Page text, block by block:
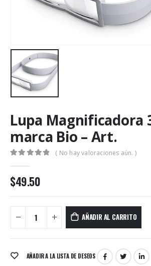
Lupa Magnificadora
marca Bio – Art.
( No hay valoraciones aún. )
$49.50
AÑADIR AL CARRITO
AÑADIR A LA LISTA DE DESEOS